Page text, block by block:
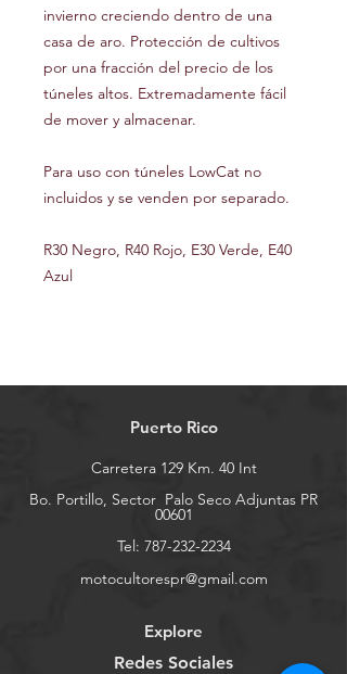
invierno creciendo dentro de una
casa de aro. Protección de cultivos
por una fracción del precio de los
túneles altos. Extremadamente fácil
de mover y almacenar.
Para uso con túneles LowCat no
incluidos y se venden por separado.
R30 Negro, R40 Rojo, E30 Verde, E40
Azul
Puerto Rico
Carretera 129 Km. 40 Int
Bo. Portillo, Sector Palo Seco Adjuntas PR
00601
Tel: 787-232-2234
motocultorespr@gmail.com
Explore
Redes Sociales